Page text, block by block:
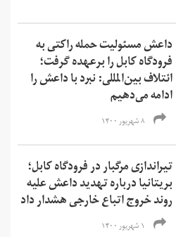
داعش مسئولیت حمله راکتی به
فرودگاه کابل را برعهده گرفت؛
ائتلاف بین‌المللی: نبرد با داعش را
ادامه می‌دهیم
۸ شهریور ۱۴۰۰
تیراندازی مرگبار در فرودگاه کابل؛
بریتانیا درباره تهدید داعش علیه
روند خروج اتباع خارجی هشدار داد
۱ شهریور ۱۴۰۰